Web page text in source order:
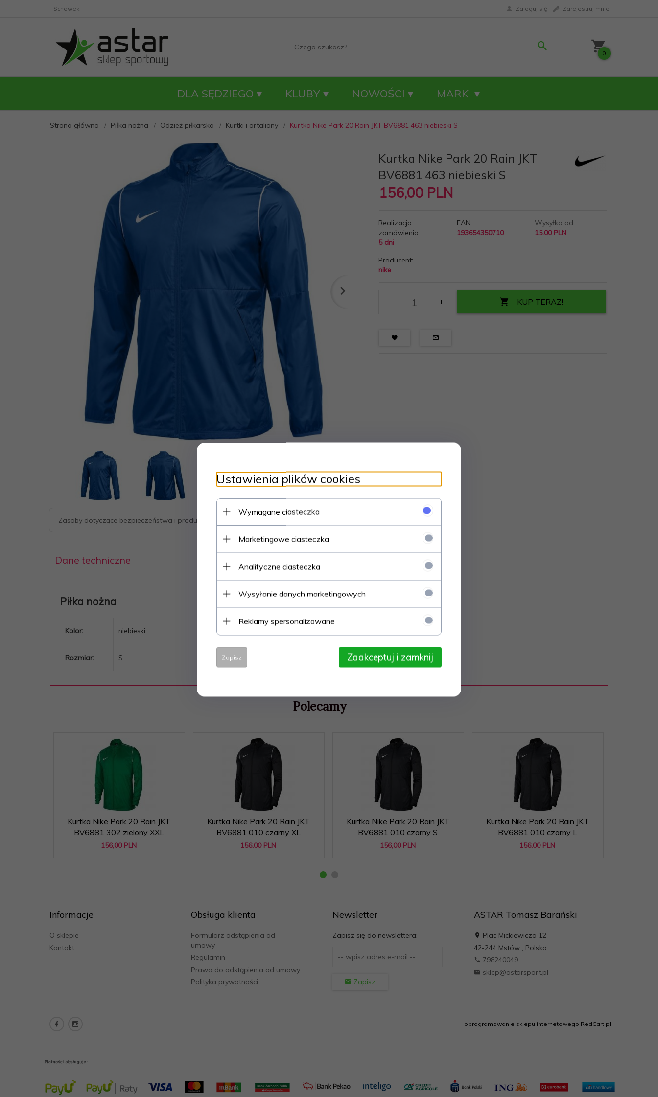
Schowek Zaloguj się Zarejestruj mnie
0
DLA SĘDZIEGO KLUBY NOWOŚCI MARKI
Strona główna Piłka nożna Odzież piłkarska Kurtki i ortaliony Kurtka Nike Park 20 Rain JKT BV6881 463 niebieski S
Zasoby dotyczące bezpieczeństwa i produktów
Kurtka Nike Park 20 Rain JKT
BV6881 463 niebieski S
156,00 PLN
Realizacja
zamówienia:
5 dni
EAN:
193654350710
Wysyłka od:
15.00 PLN
Producent:
nike
KUP TERAZ!
Dane techniczne
Piłka nożna
Kolor: niebieski
Rozmiar: S
Polecamy
Kurtka Nike Park 20 Rain JKT
BV6881 302 zielony XXL
156,00 PLN
Kurtka Nike Park 20 Rain JKT
BV6881 010 czarny XL
156,00 PLN
Kurtka Nike Park 20 Rain JKT
BV6881 010 czarny S
156,00 PLN
Kurtka Nike Park 20 Rain JKT
BV6881 010 czarny L
156,00 PLN
Informacje
O sklepie
Kontakt
Obsługa klienta
Formularz odstąpienia od
umowy
Regulamin
Prawo do odstąpienia od umowy
Polityka prywatności
Newsletter
Zapisz się do newslettera:
Zapisz
ASTAR Tomasz Barański
Plac Mickiewicza 12
42-244 Mstów, Polska
798240049
sklep@astarsport.pl
oprogramowanie sklepu internetowego RedCart.pl
Ustawienia plików cookies
Wymagane ciasteczka
Marketingowe ciasteczka
Analityczne ciasteczka
Wysyłanie danych marketingowych
Reklamy spersonalizowane
Zapisz Zaakceptuj i zamknij